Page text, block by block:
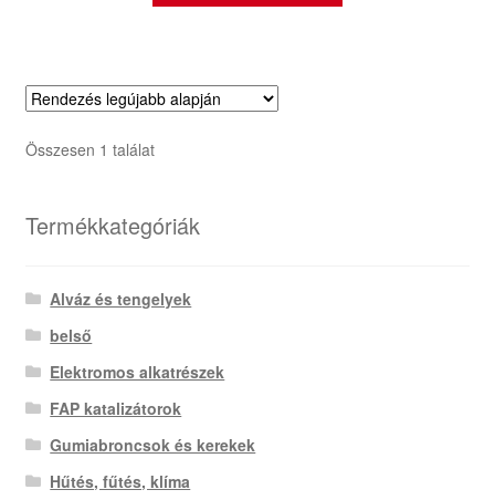
Összesen 1 találat
Termékkategóriák
Alváz és tengelyek
belső
Elektromos alkatrészek
FAP katalizátorok
Gumiabroncsok és kerekek
Hűtés, fűtés, klíma